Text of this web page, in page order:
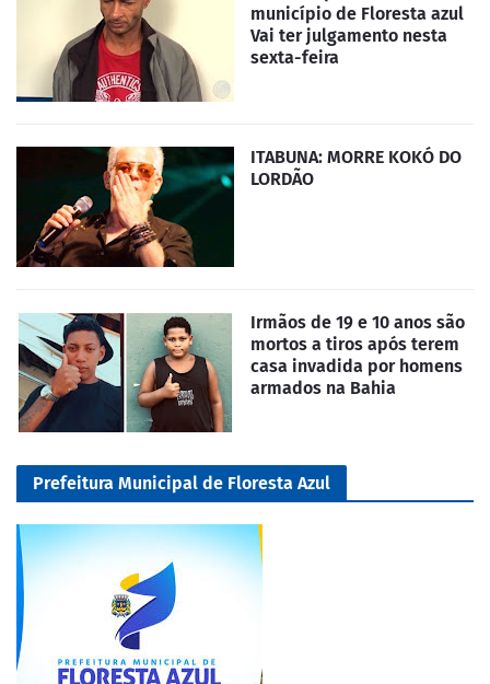
município de Floresta azul
Vai ter julgamento nesta
sexta-feira
ITABUNA: MORRE KOKÓ DO
LORDÃO
Irmãos de 19 e 10 anos são
mortos a tiros após terem
casa invadida por homens
armados na Bahia
Prefeitura Municipal de Floresta Azul